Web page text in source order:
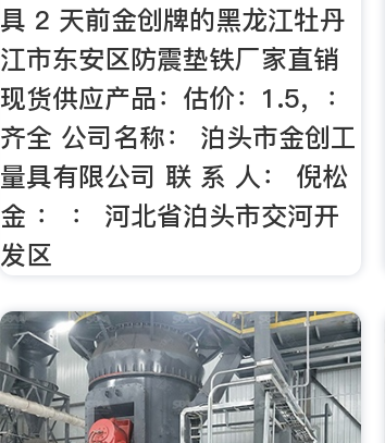
具 2 天前金创牌的黑龙江牡丹
江市东安区防震垫铁厂家直销
现货供应产品：估价：1.5，：
齐全 公司名称： 泊头市金创工
量具有限公司 联 系 人： 倪松
金 ： ： 河北省泊头市交河开
发区